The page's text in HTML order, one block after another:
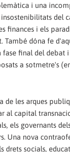
i una
finances i els
dóna fe
final del
a sotmetre's
de les arques
capital
els governants
Una nova
socials,